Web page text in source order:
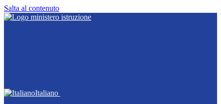
Salta al contenuto
Italiano